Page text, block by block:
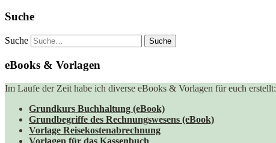
Suche
Suche
eBooks & Vorlagen
Im Laufe der Zeit habe ich diverse eBooks & Vorlagen für euch erstellt:
Grundkurs Buchhaltung (eBook)
Grundbegriffe des Rechnungswesens (eBook)
Vorlage Reisekostenabrechnung
Vorlagen für das Kassenbuch